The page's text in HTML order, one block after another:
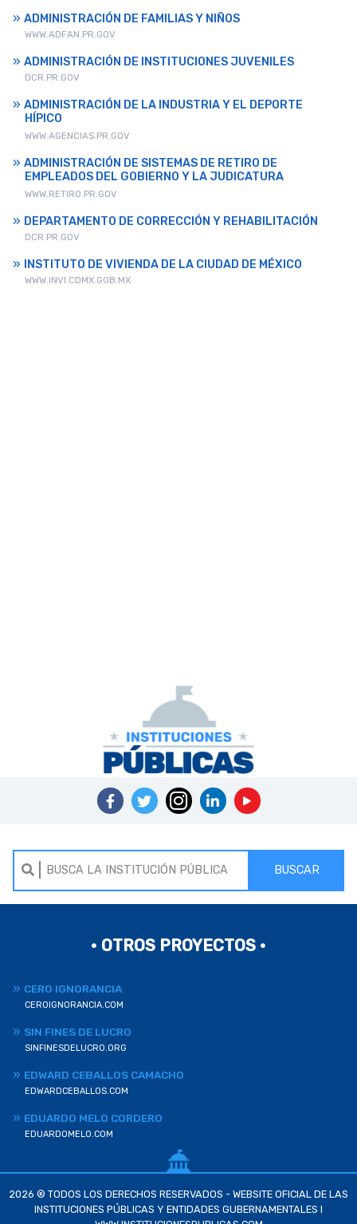
ADMINISTRACIÓN DE FAMILIAS Y NIÑOS
WWW.ADFAN.PR.GOV
ADMINISTRACIÓN DE INSTITUCIONES JUVENILES
DCR.PR.GOV
ADMINISTRACIÓN DE LA INDUSTRIA Y EL DEPORTE
HÍPICO
WWW.AGENCIAS.PR.GOV
ADMINISTRACIÓN DE SISTEMAS DE RETIRO DE
EMPLEADOS DEL GOBIERNO Y LA JUDICATURA
WWW.RETIRO.PR.GOV
DEPARTAMENTO DE CORRECCIÓN Y REHABILITACIÓN
DCR.PR.GOV
INSTITUTO DE VIVIENDA DE LA CIUDAD DE MÉXICO
WWW.INVI.CDMX.GOB.MX
BUSCAR
• OTROS PROYECTOS •
CERO IGNORANCIA
CEROIGNORANCIA.COM
SIN FINES DE LUCRO
SINFINESDELUCRO.ORG
EDWARD CEBALLOS CAMACHO
EDWARDCEBALLOS.COM
EDUARDO MELO CORDERO
EDUARDOMELO.COM
2026 ® TODOS LOS DERECHOS RESERVADOS - WEBSITE OFICIAL DE LAS
INSTITUCIONES PÚBLICAS Y ENTIDADES GUBERNAMENTALES I